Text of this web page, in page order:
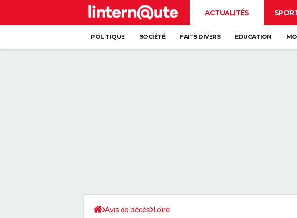
ACTUALITÉS
POLITIQUE SOCIÉTÉ FAITS DIVERS EDUCATION
Avis de décès Loire